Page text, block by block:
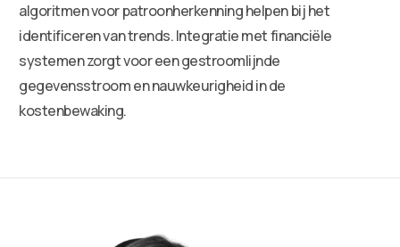
algoritmen voor patroonherkenning helpen bij het
identificeren van trends. Integratie met financiële
systemen zorgt voor een gestroomlijnde
gegevensstroom en nauwkeurigheid in de
kostenbewaking.